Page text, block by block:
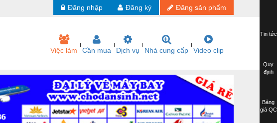
Đăng sản phẩm
Đăng ký
Đăng nhập
Việc làm Cần mua Dịch vụ Nhà cung cấp Video clip
Tin tức
Quy
định
Bảng
giá QC